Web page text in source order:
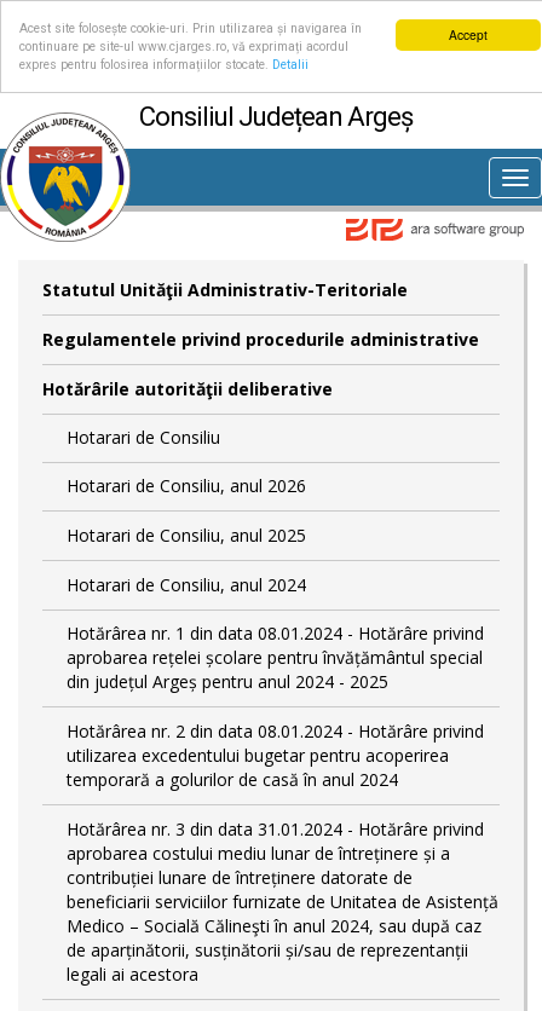
Accept
Acest site folosește cookie-uri. Prin utilizarea și navigarea în
continuare pe site-ul www.cjarges.ro, vă exprimați acordul
expres pentru folosirea informațiilor stocate.
Detalii
Consiliul Județean Argeș
Statutul Unităţii Administrativ-Teritoriale
Regulamentele privind procedurile administrative
Hotărârile autorităţii deliberative
Hotarari de Consiliu
Hotarari de Consiliu, anul 2026
Hotarari de Consiliu, anul 2025
Hotarari de Consiliu, anul 2024
Hotărârea nr. 1 din data 08.01.2024 - Hotărâre privind
aprobarea rețelei școlare pentru învățământul special
din județul Argeș pentru anul 2024 - 2025
Hotărârea nr. 2 din data 08.01.2024 - Hotărâre privind
utilizarea excedentului bugetar pentru acoperirea
temporară a golurilor de casă în anul 2024
Hotărârea nr. 3 din data 31.01.2024 - Hotărâre privind
aprobarea costului mediu lunar de întreținere și a
contribuției lunare de întreținere datorate de
beneficiarii serviciilor furnizate de Unitatea de Asistență
Medico – Socială Călineşti în anul 2024, sau după caz
de aparținătorii, susținătorii și/sau de reprezentanții
legali ai acestora